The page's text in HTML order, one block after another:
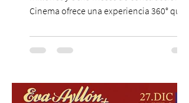
Cinema ofrece una experiencia 360° que
cinematográfica y actores en vivo,
recreando algunos de los universos más
una nueva atracción a su oferta
gastronómica y turística con la apertura de